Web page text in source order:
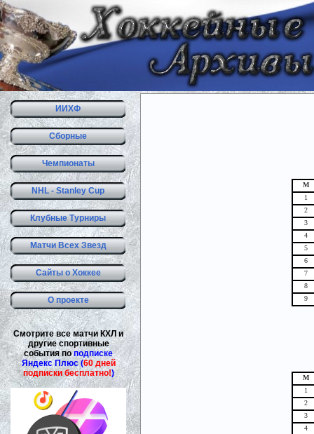
ИИХФ
Сборные
Чемпионаты
NHL - Stanley Cup
Клубные Турниры
Матчи Всех Звезд
Сайты о Хоккее
О проекте
Смотрите все матчи КХЛ и
другие спортивные
события поподписке
Яндекс Плюс (60 дней
подписки бесплатно!)
М
1
2
3
4
5
6
7
8
9
М
1
2
3
4